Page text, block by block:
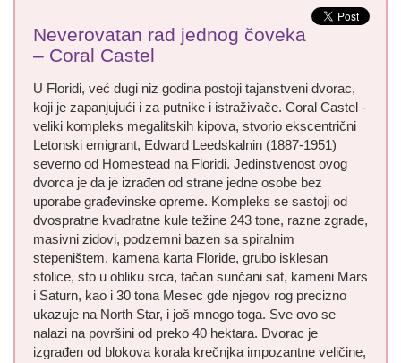
Neverovatan rad jednog čoveka
– Coral Castel
U Floridi, već dugi niz godina postoji tajanstveni dvorac,
koji je zapanjujući i za putnike i istraživače. Coral Castel -
veliki kompleks megalitskih kipova, stvorio ekscentrični
Letonski emigrant, Edward Leedskalnin (1887-1951)
severno od Homestead na Floridi. Jedinstvenost ovog
dvorca je da je izrađen od strane jedne osobe bez
uporabe građevinske opreme. Kompleks se sastoji od
dvospratne kvadratne kule težine 243 tone, razne zgrade,
masivni zidovi, podzemni bazen sa spiralnim
stepeništem, kamena karta Floride, grubo isklesan
stolice, sto u obliku srca, tačan sunčani sat, kameni Mars
i Saturn, kao i 30 tona Mesec gde njegov rog precizno
ukazuje na North Star, i još mnogo toga. Sve ovo se
nalazi na površini od preko 40 hektara. Dvorac je
izgrađen od blokova korala krečnjka impozantne veličine,